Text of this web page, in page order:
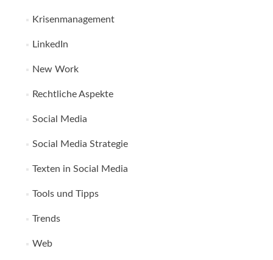
Krisenmanagement
LinkedIn
New Work
Rechtliche Aspekte
Social Media
Social Media Strategie
Texten in Social Media
Tools und Tipps
Trends
Web